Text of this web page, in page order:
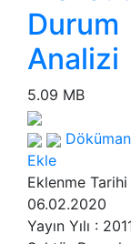
Durum
Analizi
5.09 MB
Ekle
Eklenme Tarihi
06.02.2020
Yayın Yılı :